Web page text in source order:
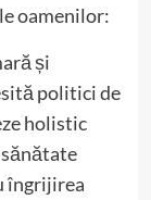
oamenilor:
și
politici de
holistic
îngrijirea